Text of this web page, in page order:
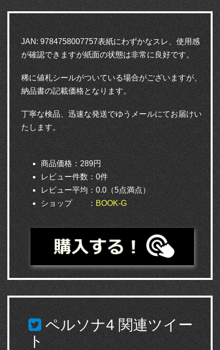
JAN: 9784758007757表紙にわずかなスレ、使用感
が確認できますが紙面の状態は非常に良好です。
稀に値札シールがついている場合がございますが、
納品書の記載価格となります。
丁寧な検品、迅速な発送でゆうメールにてお届けい
たします。
商品価格：289円
レビュー件数：0件
レビュー平均：0.0（5点満点）
ショップ ： BOOK-G
ペルソナ4 関連ツイー
ト